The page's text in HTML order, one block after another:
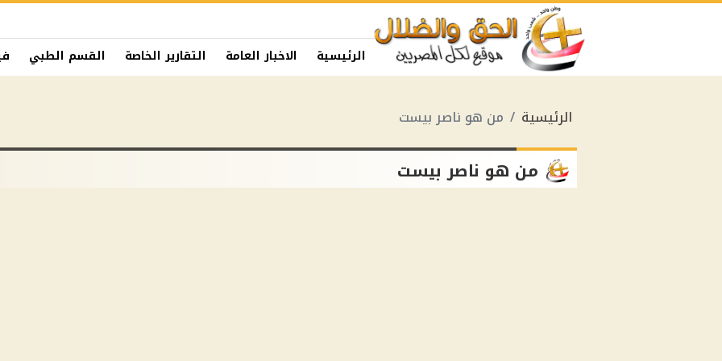
الرئيسية الاخبار العامة التقارير الخاصة القسم الطبي
الرئيسية من هو ناصر بيست
من هو ناصر بيست